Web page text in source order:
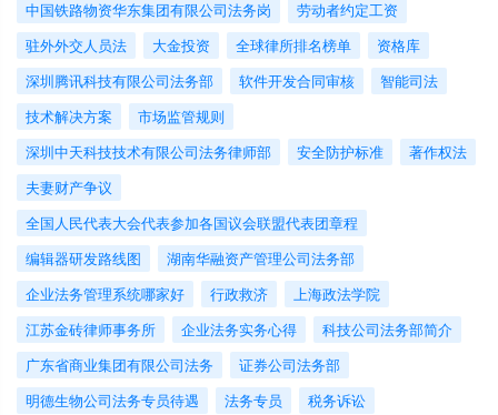
中国铁路物资华东集团有限公司法务岗
劳动者约定工资
驻外外交人员法
大金投资 全球律所排名榜单
资格库
深圳腾讯科技有限公司法务部
软件开发合同审核
智能司法
技术解决方案
市场监管规则
深圳中天科技技术有限公司法务律师部
安全防护标准
著作权法
夫妻财产争议
全国人民代表大会代表参加各国议会联盟代表团章程
编辑器研发路线图
湖南华融资产管理公司法务部
企业法务管理系统哪家好
行政救济
上海政法学院
江苏金砖律师事务所
企业法务实务心得
科技公司法务部简介
广东省商业集团有限公司法务
证券公司法务部
明德生物公司法务专员待遇
法务专员 税务诉讼